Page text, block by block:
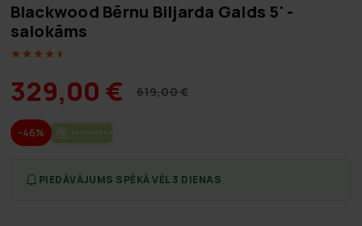
Blackwood Bērnu Biljarda Galds 5' -
salokāms
329,00 € 619,00 €
-46% BEZ­MAK­SAS PIE­GĀ­DE
PIEDĀVĀJUMS SPĒKĀ VĒL 3 DIENAS